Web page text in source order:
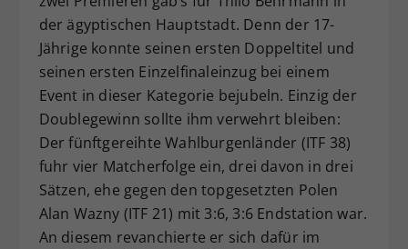
der ägyptischen Hauptstadt. Denn der 17-
Jährige konnte seinen ersten Doppeltitel und
seinen ersten Einzelfinaleinzug bei einem
Event in dieser Kategorie bejubeln. Einzig der
Doublegewinn sollte ihm verwehrt bleiben:
Der fünftgereihte Wahlburgenländer (ITF 38)
fuhr vier Matcherfolge ein, drei davon in drei
Sätzen, ehe gegen den topgesetzten Polen
Alan Wazny (ITF 21) mit 3:6, 3:6 Endstation war.
An diesem revanchierte er sich dafür im